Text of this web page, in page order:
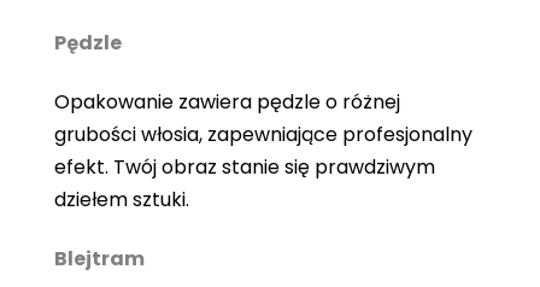
Pędzle
Opakowanie zawiera pędzle o różnej
grubości włosia, zapewniające profesjonalny
efekt. Twój obraz stanie się prawdziwym
dziełem sztuki.
Blejtram